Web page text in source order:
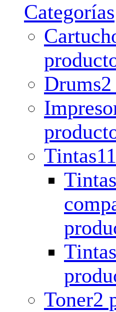
Categorías
Drums
Tintas
Tintas
Toner2